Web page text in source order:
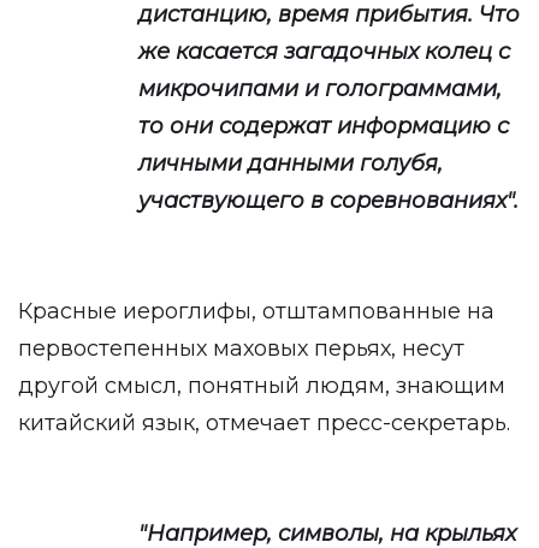
дистанцию, время прибытия. Что
же касается загадочных колец с
микрочипами и голограммами,
то они содержат информацию с
личными данными голубя,
участвующего в соревнованиях".
Красные иероглифы, отштампованные на
первостепенных маховых перьях, несут
другой смысл, понятный людям, знающим
китайский язык, отмечает пресс-секретарь.
"Например, символы, на крыльях